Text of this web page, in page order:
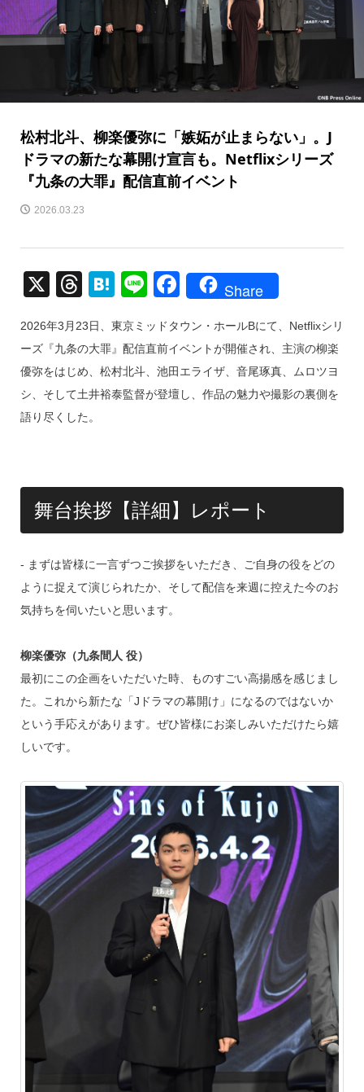
松村北斗、柳楽優弥に「嫉妬が止まらない」。J
ドラマの新たな幕開け宣言も。Netflixシリーズ
『九条の大罪』配信直前イベント
2026.03.23
X
T
e
a
d
s
H
e
n
a
Li
e
F
c
e
b
Share
2026年3月23日、東京ミッドタウン・ホールBにて、Netflixシリ
ーズ『九条の大罪』配信直前イベントが開催され、主演の柳楽
優弥をはじめ、松村北斗、池田エライザ、音尾琢真、ムロツヨ
シ、そして土井裕泰監督が登壇し、作品の魅力や撮影の裏側を
語り尽くした。
舞台挨拶【詳細】レポート
‐ まずは皆様に一言ずつご挨拶をいただき、ご自身の役をどの
ように捉えて演じられたか、そして配信を来週に控えた今のお
気持ちを伺いたいと思います。
柳楽優弥（九条間人 役）
最初にこの企画をいただいた時、ものすごい高揚感を感じまし
た。これから新たな「Jドラマの幕開け」になるのではないか
という手応えがあります。ぜひ皆様にお楽しみいただけたら嬉
しいです。